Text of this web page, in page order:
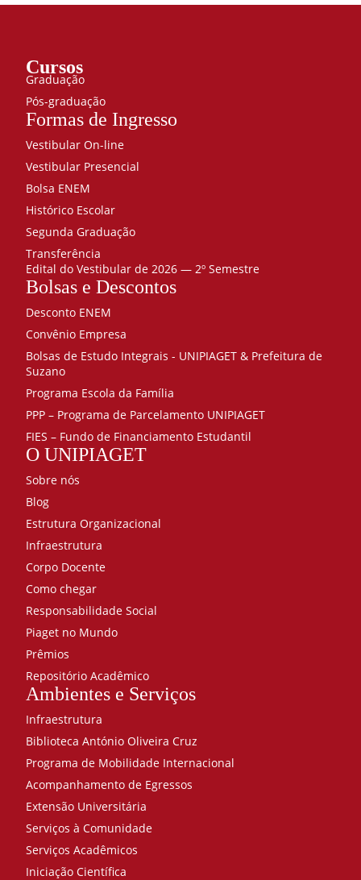
Cursos
Graduação
Pós-graduação
Formas de Ingresso
Vestibular On-line
Vestibular Presencial
Bolsa ENEM
Histórico Escolar
Segunda Graduação
Transferência
Edital do Vestibular de 2026 — 2º Semestre
Bolsas e Descontos
Desconto ENEM
Convênio Empresa
Bolsas de Estudo Integrais - UNIPIAGET & Prefeitura de
Suzano
Programa Escola da Família
PPP – Programa de Parcelamento UNIPIAGET
FIES – Fundo de Financiamento Estudantil
O UNIPIAGET
Sobre nós
Blog
Estrutura Organizacional
Infraestrutura
Corpo Docente
Como chegar
Responsabilidade Social
Piaget no Mundo
Prêmios
Repositório Acadêmico
Ambientes e Serviços
Infraestrutura
Biblioteca António Oliveira Cruz
Programa de Mobilidade Internacional
Acompanhamento de Egressos
Extensão Universitária
Serviços à Comunidade
Serviços Acadêmicos
Iniciação Científica